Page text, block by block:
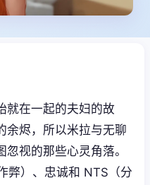
就在一起的夫妇的故
余烬，所以米拉与无聊
视的那些心灵角落。
弊）、忠诚和 NTS（分